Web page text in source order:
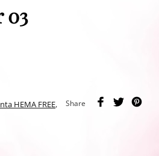
03
Share
HEMA FREE,